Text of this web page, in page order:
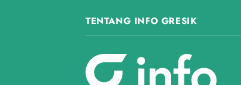
TENTANG INFO GRESIK